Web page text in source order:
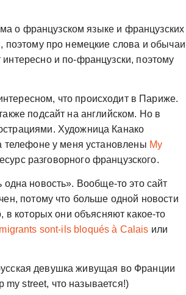
о французском языке и французских
поэтому про немецкие слова и обычаи
и по-французски, поэтому
что происходит в Париже.
подсайт на английском. Но в
Художница Канако
телефоне у меня установлены My
разговорного французского.
новость». Вообще-то это сайт
потому что больше одной новости
которых они объясняют какое-то
sont-ils bloqués à Calais или
девушка живущая во Франции
my street, что называется!)